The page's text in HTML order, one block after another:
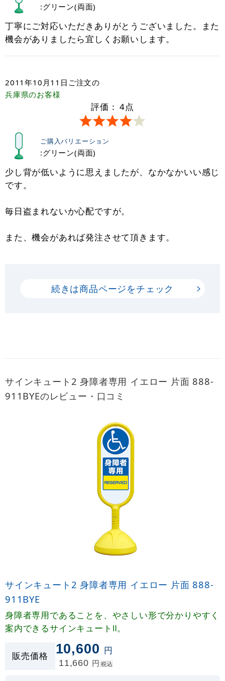
:グリーン(両面)
丁寧にご対応いただきありがとうございました。また
機会がありましたら宜しくお願いします。
2011年10月11日 ご注文の
兵庫県のお客様
評価： 4点
ご購入バリエーション
:グリーン(両面)
少し背が低いように思えましたが、なかなかいい感じ
です。
毎日盗まれないか心配ですが。
また、機会があれば発注させて頂きます。
続きは商品ページをチェック
サインキュート2 身障者専用 イエロー 片面 888-
911BYEのレビュー・口コミ
サインキュート2 身障者専用 イエロー 片面 888-
911BYE
身障者専用であることを、やさしい形で分かりやすく
案内できるサインキュートⅡ。
販売価格 10,600 円
11,660 円 税込